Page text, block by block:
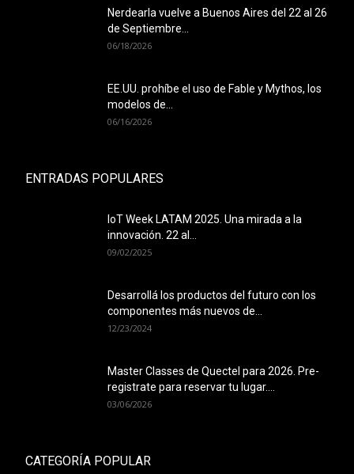
Nerdearla vuelve a Buenos Aires del 22 al 26
de Septiembre...
06/18/2026
EE.UU. prohíbe el uso de Fable y Mythos, los
modelos de...
06/16/2026
ENTRADAS POPULARES
IoT Week LATAM 2025. Una mirada a la
innovación. 22 al...
09/02/2025
Desarrollá los productos del futuro con los
componentes más nuevos de...
12/23/2024
Master Classes de Quectel para 2026. Pre-
registrate para reservar tu lugar....
03/06/2026
CATEGORÍA POPULAR